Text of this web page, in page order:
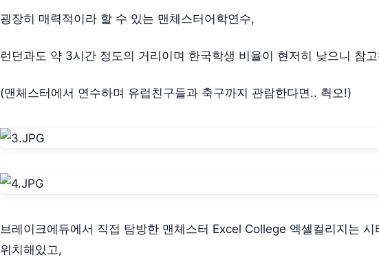
굉장히 매력적이라 할 수 있는 맨체스터어학연수,
런던과도 약 3시간 정도의 거리이며 한국학생 비율이 현저히 낮으니 참
(맨체스터에서 연수하며 유럽친구들과 축구까지 관람한다면.. 쵝오!)
브레이크에듀에서 직접 탐방한 맨체스터 Excel College 엑셀컬리지는 시
위치해있고,